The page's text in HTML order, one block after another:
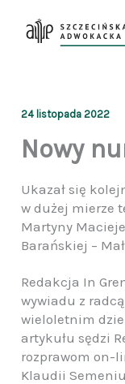
24 listopada 2022
Nowy
Ukazał się
w dużej mierze
Martyny
Barańskiej –
Redakcja In
wywiadu z
wieloletnim
artykułu sędzi
rozprawom on-
Klaudii